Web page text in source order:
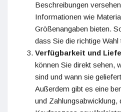
Beschreibungen
Informationen wie
Größenangaben bieten.
dass Sie die richtige Wahl
Verfügbarkeit und
können Sie direkt sehen,
sind und wann sie
Außerdem gibt es eine
und Zahlungsabwicklung,